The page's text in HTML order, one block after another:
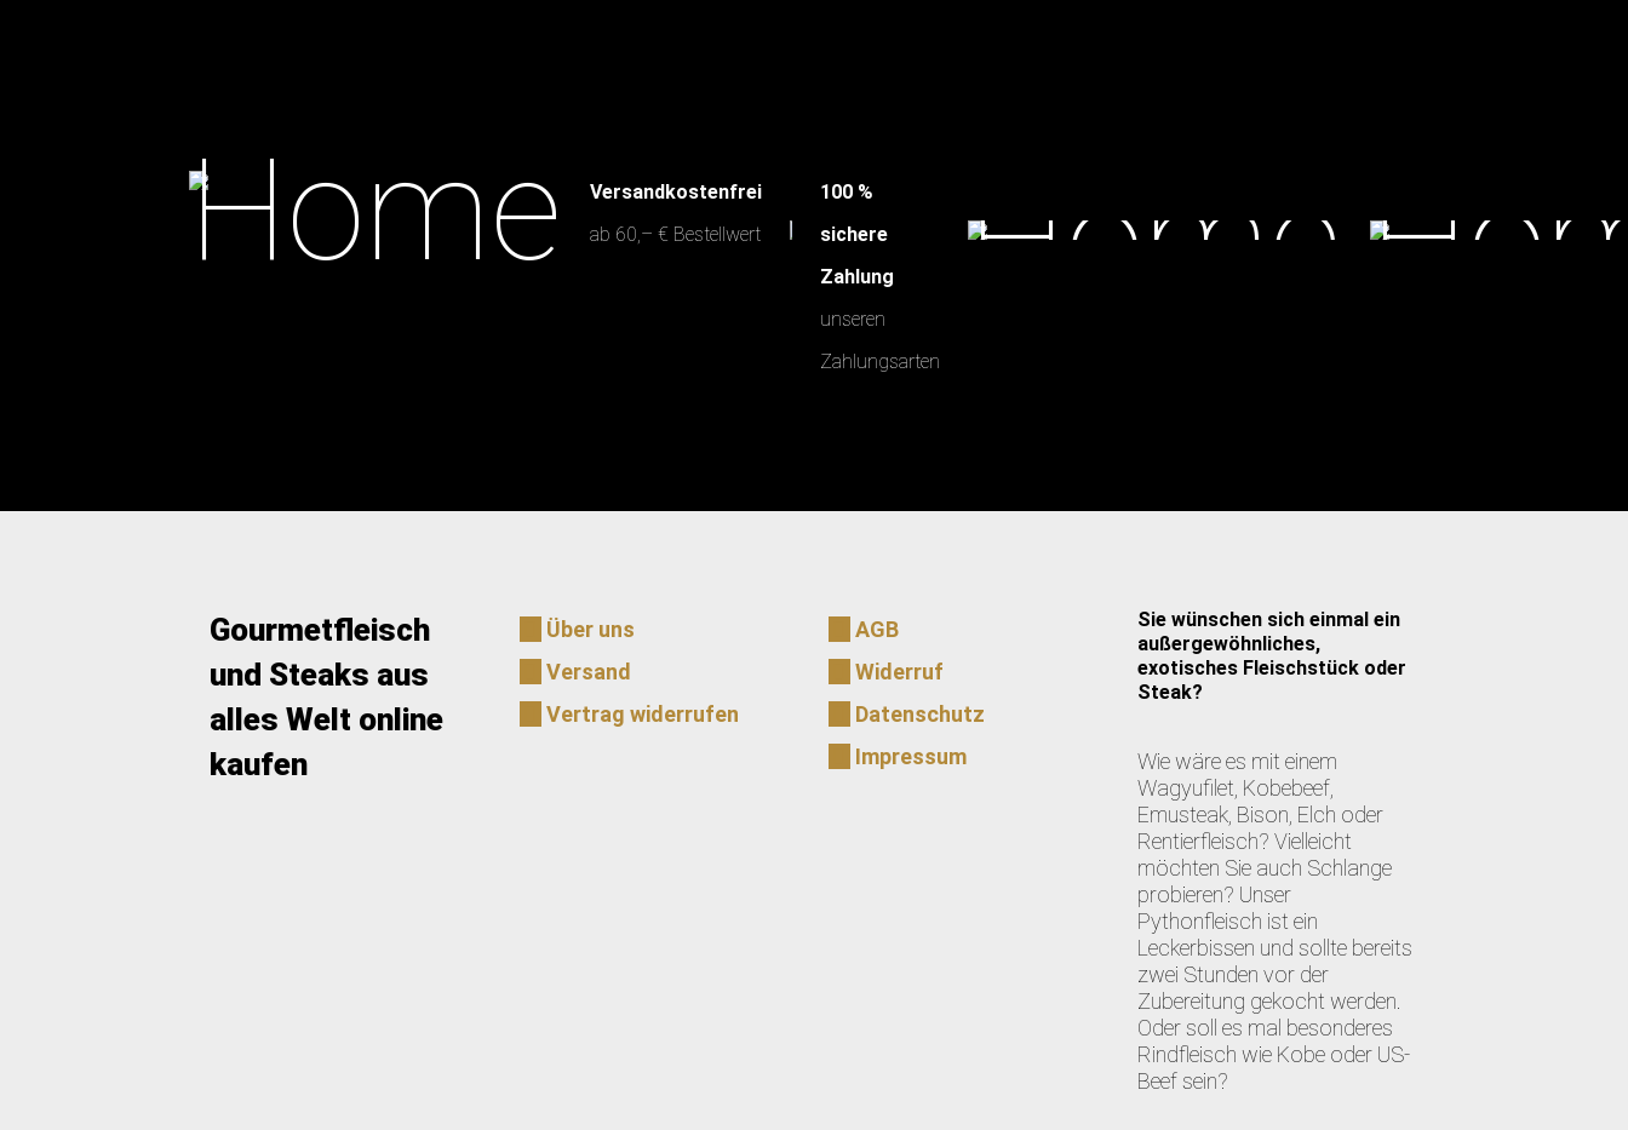
Versandkostenfrei
ab 60,– € Bestellwert
100 %
sichere
Zahlung
unseren
Zahlungsarten
Gourmetfleisch
und Steaks aus
alles Welt online
kaufen
Über uns
Versand
Vertrag widerrufen
AGB
Widerruf
Datenschutz
Impressum
Sie wünschen sich einmal ein
außergewöhnliches,
exotisches Fleischstück oder
Steak?
Wie wäre es mit einem
Wagyufilet, Kobebeef,
Emusteak, Bison, Elch oder
Rentierfleisch? Vielleicht
möchten Sie auch Schlange
probieren? Unser
Pythonfleisch ist ein
Leckerbissen und sollte bereits
zwei Stunden vor der
Zubereitung gekocht werden.
Oder soll es mal besonderes
Rindfleisch wie Kobe oder US-
Beef sein?